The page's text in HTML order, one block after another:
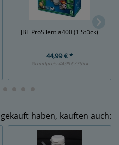
JBL ProSilent a400 (1 Stück)
44,99 € *
Grundpreis:44,99 € / Stück
haben, kauften auch: